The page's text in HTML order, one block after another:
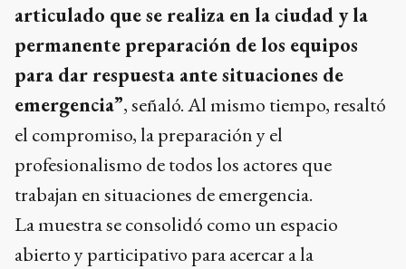
articulado que se realiza en la ciudad y la
permanente preparación de los equipos
para dar respuesta ante situaciones de
emergencia”, señaló. Al mismo tiempo, resaltó
el compromiso, la preparación y el
profesionalismo de todos los actores que
trabajan en situaciones de emergencia.
La muestra se consolidó como un espacio
abierto y participativo para acercar a la